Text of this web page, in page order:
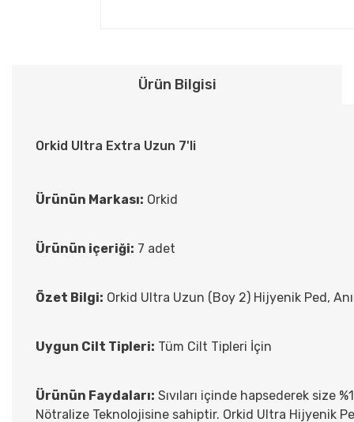
Ürün Bilgisi
Orkid Ultra Extra Uzun 7'li
Ürünün Markası: Orkid
Ürünün içeriği: 7 adet
Özet Bilgi: Orkid Ultra Uzun (Boy 2) Hijyenik Ped,
Uygun Cilt Tipleri: Tüm Cilt Tipleri İçin
Ürünün Faydaları: Sıvıları içinde hapsederek size
Nötralize Teknolojisine sahiptir. Orkid Ultra Hijyenik